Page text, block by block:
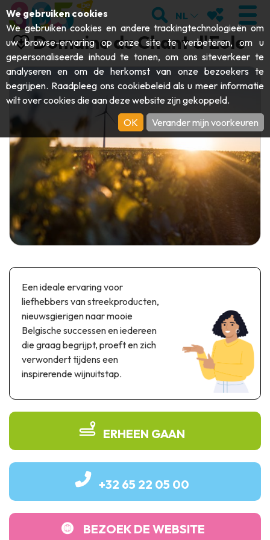
BEZOEKEN
Abdijen & religieuze monumenten
Archeologie
Ambachten & knowhow
Kastelen, citadellen & belforten
Folklore & lokale geschiedenis
Geschiedenis
Wetenschapsparken
Auto- & spoorerfgoed
Industrieel erfgoed & architecturale kunstwerken
Streekproducten
ONTDEKKEN
Grotten
Tuinen, parken & natuursites
Aquariums, dierenparken & -tuinen
BEWEGEN
Toeristische boten & cruises
Railbikes & toeristische treinen
Kajaks
Thema & recreatiepark
Recreatie- & waterpretparken
EVENEMENTEN
DE LEUKSTE ACTIVITEITEN VOOR
DEZE ZOMER
DOWNLOAD DE GIDS
ZOEKEN
NL MIJN
Domaine du Chant d'Eole
Een ideale ervaring voor
liefhebbers van streekproducten,
nieuwsgierigen naar mooie
Belgische successen en iedereen
die graag begrijpt, proeft en zich
verwondert tijdens een
inspirerende wijnuitstap.
ERHEEN GAAN
+32 65 22 05 00
BEZOEK DE WEBSITE
We gebruiken cookies
We gebruiken cookies en andere trackingtechnologieën om
uw browse-ervaring op onze site te verbeteren, om u
gepersonaliseerde inhoud te tonen, om ons siteverkeer te
analyseren en om de herkomst van onze bezoekers te
begrijpen. Raadpleeg ons cookiebeleidals u meer informatie
wilt over cookies die aan deze website zijn gekoppeld.
OK
Verander mijn voorkeuren